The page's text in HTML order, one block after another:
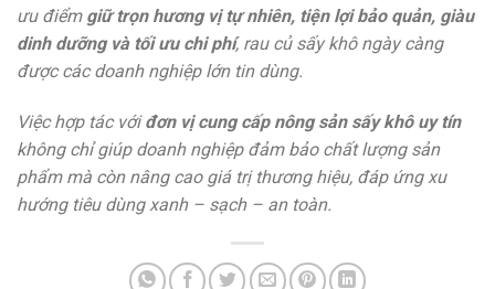
ưu điểm giữ trọn hương vị tự nhiên, tiện lợi bảo quản, giàu
dinh dưỡng và tối ưu chi phí, rau củ sấy khô ngày càng
được các doanh nghiệp lớn tin dùng.
Việc hợp tác vớiđơn vị cung cấp nông sản sấy khô uy tín
không chỉ giúp doanh nghiệp đảm bảo chất lượng sản
phẩm mà còn nâng cao giá trị thương hiệu, đáp ứng xu
hướng tiêu dùng xanh – sạch – an toàn.